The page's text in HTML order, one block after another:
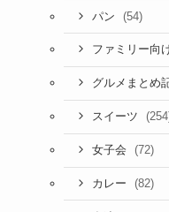
パン (54)
ファミリー向
グルメまとめ
スイーツ
女子会 (72)
カレー (82)